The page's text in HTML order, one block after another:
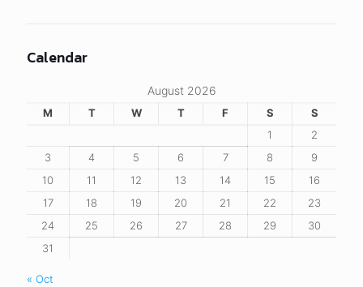
Calendar
August 2026
M T W T F S
S
1
2
3
4 5 6 7 8
9
10
11 12 13 14 15
16
17
18 19 20 21 22
23
24
25 26 27 28 29
30
31
« Oct